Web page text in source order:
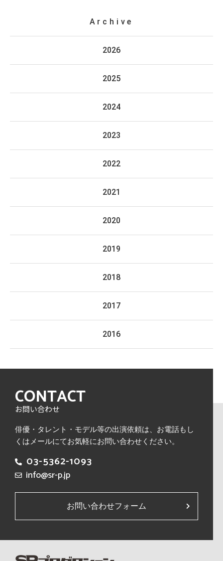
Archive
2026
2025
2024
2023
2022
2021
2020
2019
2018
2017
2016
CONTACT
お問い合わせ
俳優・タレント・モデル等の出演依頼は、 お電話もし
くはメールにてお気軽にお問い合わせください。
03-5362-1093
info@sr-p.jp
お問い合わせフォーム